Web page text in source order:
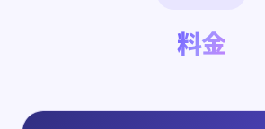
料金